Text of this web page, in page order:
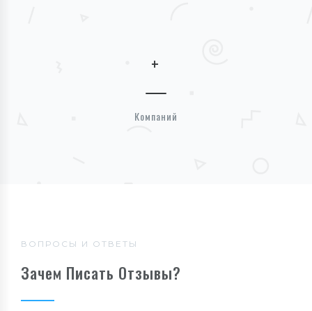
+
Компаний
ВОПРОСЫ И ОТВЕТЫ
Зачем Писать Отзывы?